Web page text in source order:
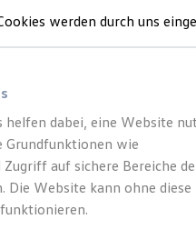
und Gebrauchtwagen
Leasing
Leasing
groß. Der
werden durch uns
helfen dabei, eine Website
Grundfunktionen wie
auf sichere Bereiche
Die Website kann ohne diese